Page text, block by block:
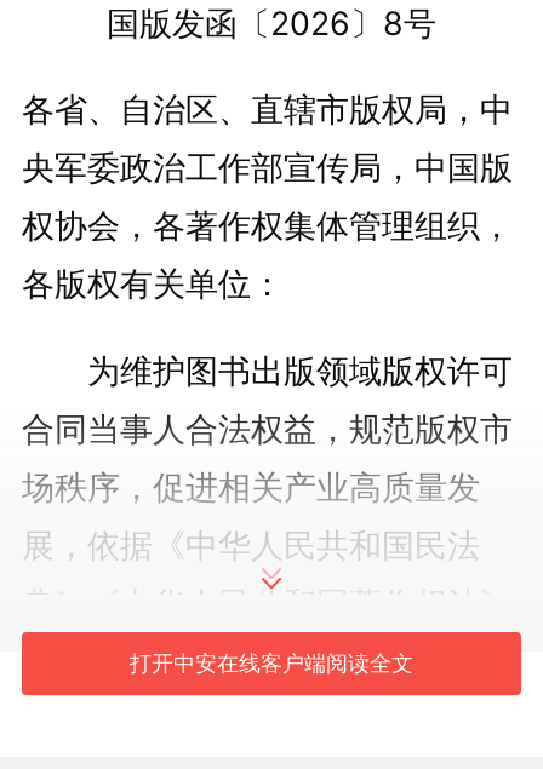
国版发函〔2026〕8号
各省、自治区、直辖市版权局，中
央军委政治工作部宣传局，中国版
权协会，各著作权集体管理组织，
各版权有关单位：
为维护图书出版领域版权许可
合同当事人合法权益，规范版权市
场秩序，促进相关产业高质量发
展，依据《中华人民共和国民法
典》《中华人民共和国著作权法》
等，国家版权局修订《图书出版合
打开中安在线客户端阅读全文